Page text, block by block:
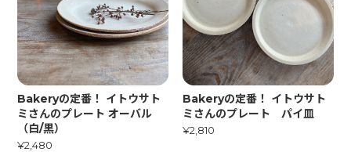
Bakeryの定番！ イトウサト
ミさんのプレート オーバル
（白/黒）
¥2,480
Bakeryの定番！ イトウサト
ミさんのプレート パイ皿
¥2,810